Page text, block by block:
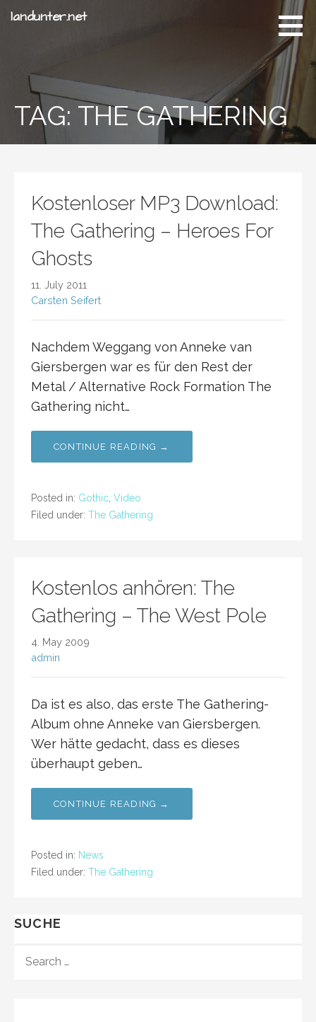
n
landunter.net
TAG: THE GATHERING
Kostenloser MP3 Download:
The Gathering – Heroes For
Ghosts
11. July 2011
Carsten Seifert
Nachdem Weggang von Anneke van
Giersbergen war es für den Rest der
Metal / Alternative Rock Formation The
Gathering nicht…
CONTINUE READING →
Posted in: Gothic Video
Filed under: The Gathering
Kostenlos anhören: The
Gathering – The West Pole
4. May 2009
admin
Da ist es also, das erste The Gathering-
Album ohne Anneke van Giersbergen.
Wer hätte gedacht, dass es dieses
überhaupt geben…
CONTINUE READING →
Posted in: News
Filed under: The Gathering
SUCHE